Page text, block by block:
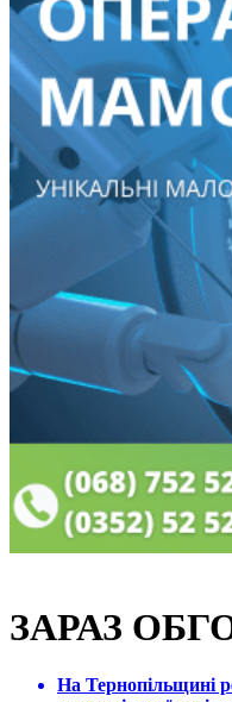
ЗАРАЗ
На Тернопільщині